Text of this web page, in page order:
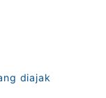
diajak